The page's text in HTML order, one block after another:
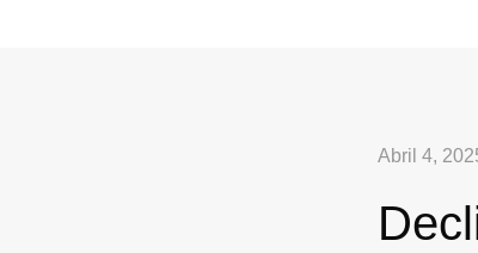
Abril 4,